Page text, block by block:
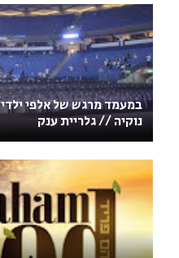
במעמד מרגש של אלפי
נוקיה // גלריית ענק